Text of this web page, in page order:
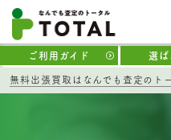
ご利用ガイド 選
無料出張買取はなんでも査定のト